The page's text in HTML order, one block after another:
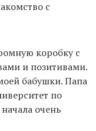
с
коробку с
и позитивами.
бабушки. Папа
по
очень